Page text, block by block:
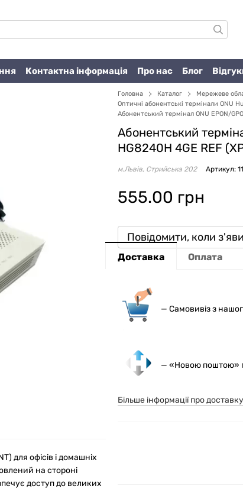
Контактна інформація Про нас Блог
для офісів і домашніх
на стороні
доступ до великих
Головна Каталог Мережеве
Оптичні абонентські термінали ONU
Абонентський термінал ONU EPON/
Абонентський
HG8240H 4GE REF
м.Львів, Стрийська 202 Артикул:
555.00 грн
Повідомити, коли
Доставка Оплата
— Самовивіз з
— «Новою поштою»
Більше інформації про доставку